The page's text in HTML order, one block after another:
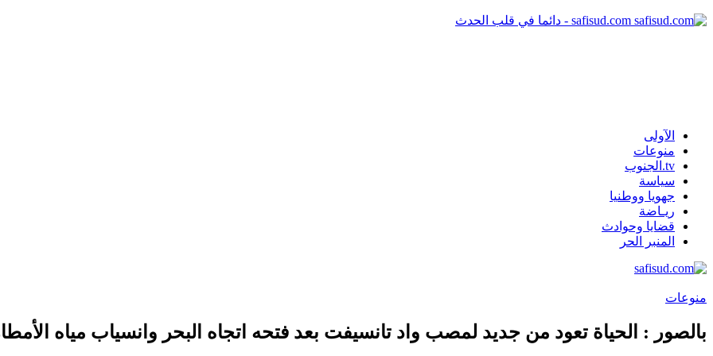
safisud.com - دائما في قلب الحدث
الآولى
منوعات
tv.الجنوب
سياسة
جهويا ووطنيا
ريـاضة
قضايا وحوادث
المنبر الحر
منوعات
بالصور : الحياة تعود من جديد لمصب واد تانسيفت بعد فتحه اتجاه البحر وانسياب مياه